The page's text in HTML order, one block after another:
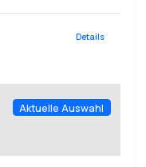
Details
Aktuelle Auswahl